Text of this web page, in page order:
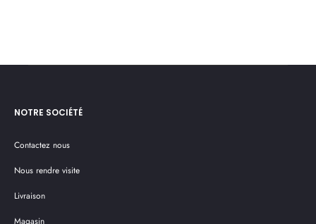
NOTRE SOCIÉTÉ
Contactez nous
Nous rendre visite
Livraison
Magasin